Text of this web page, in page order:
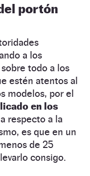
portón
a los
todo a los
estén atentos al
modelos, por el
en los
respecto a la
es que en un
de 25
consigo.